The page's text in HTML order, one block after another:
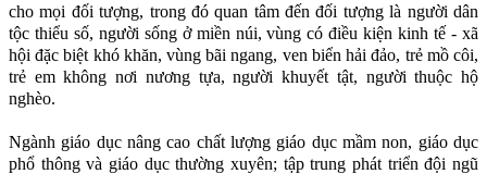
cho mọi đối tượng, trong đó quan tâm đến đối tượng là người dân
tộc thiểu số, người sống ở miền núi, vùng có điều kiện kinh tế - xã
hội đặc biệt khó khăn, vùng bãi ngang, ven biển hải đảo, trẻ mồ côi,
trẻ em không nơi nương tựa, người khuyết tật, người thuộc hộ
nghèo.
Ngành giáo dục nâng cao chất lượng giáo dục mầm non, giáo dục
phổ thông và giáo dục thường xuyên; tập trung phát triển đội ngũ